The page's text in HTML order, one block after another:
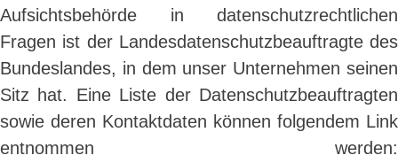
Aufsichtsbehörde in datenschutzrechtlichen
Fragen ist der Landesdatenschutzbeauftragte des
Bundeslandes, in dem unser Unternehmen seinen
Sitz hat. Eine Liste der Datenschutzbeauftragten
sowie deren Kontaktdaten können folgendem Link
entnommen werden: